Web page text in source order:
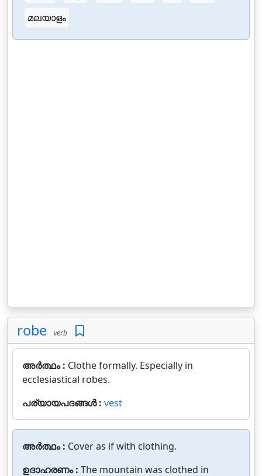
മലയാളം
robe verb
അർത്ഥം : Clothe formally. Especially in
ecclesiastical robes.
പര്യായപദങ്ങൾ : vest
അർത്ഥം : Cover as if with clothing.
ഉദാഹരണം : The mountain was clothed in